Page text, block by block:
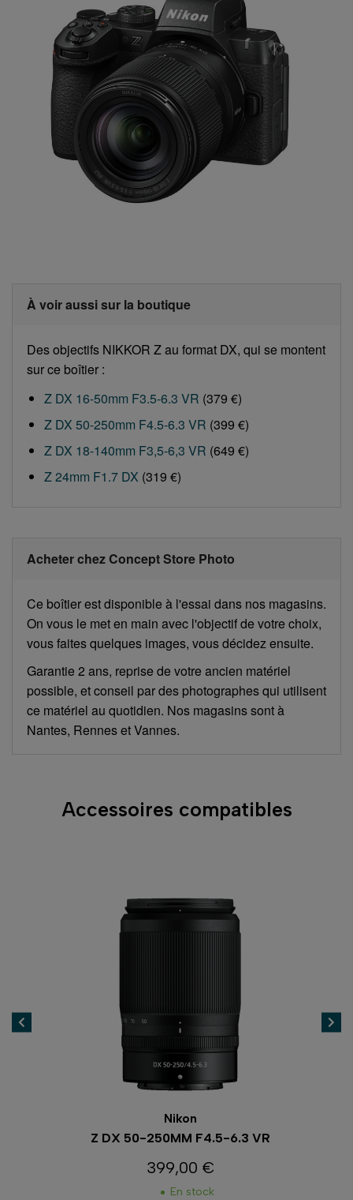
À voir aussi sur la boutique
Des objectifs NIKKOR Z au format DX, qui se montent
sur ce boîtier :
Z DX 16-50mm F3.5-6.3 VR (379 €)
Z DX 50-250mm F4.5-6.3 VR (399 €)
Z DX 18-140mm F3,5-6,3 VR (649 €)
Z 24mm F1.7 DX (319 €)
Acheter chez Concept Store Photo
Ce boîtier est disponible à l'essai dans nos magasins.
On vous le met en main avec l'objectif de votre choix,
vous faites quelques images, vous décidez ensuite.
Garantie 2 ans, reprise de votre ancien matériel
possible, et conseil par des photographes qui utilisent
ce matériel au quotidien. Nos magasins sont à
Nantes, Rennes et Vannes.
Accessoires compatibles
Nikon
Z DX 50-250MM F4.5-6.3 VR
Prix
399,00 €
En stock